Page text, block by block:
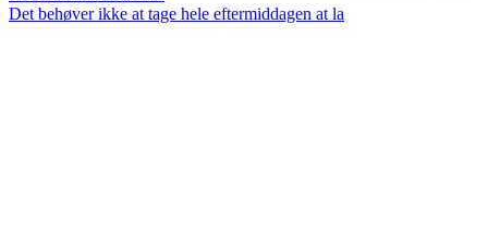
Det behøver ikke at tage hele eftermiddagen at la